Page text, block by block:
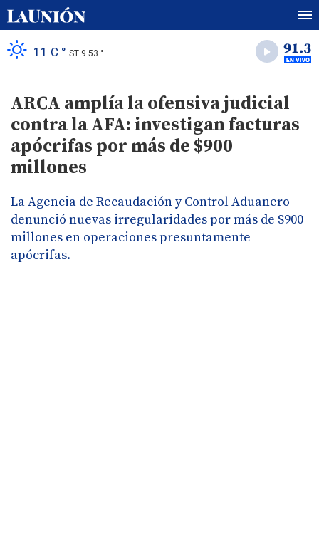
11 C ° ST 9.53 °
ARCA amplía la ofensiva judicial
contra la AFA: investigan facturas
apócrifas por más de $900
millones
La Agencia de Recaudación y Control Aduanero
denunció nuevas irregularidades por más de $900
millones en operaciones presuntamente
apócrifas.